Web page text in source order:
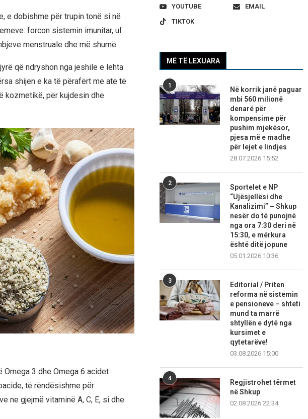
e dobishme për trupin tonë si në
forcon sistemin imunitar, ul
menstruale dhe më shumë.
që ndryshon nga jeshile e lehta
shijen e ka të përafërt me atë të
kozmetikë, për kujdesin dhe
3 dhe Omega 6 acidet
të rëndësishme për
ne gjejmë vitaminë A, C, E, si dhe
YOUTUBE
EMAIL
TIKTOK
MË TË LEXUARA
1
Në korrik janë paguar
mbi 560 milionë
denarë për
kompensime për
pushim mjekësor,
pjesa më e madhe
për lejet e lindjes
28.07.2026 15:52
2
Sportelet e NP
“Ujësjellësi dhe
Kanalizimi” – Shkup
nesër do të punojnë
nga ora 7:30 deri në
15:30, e mërkura
është ditë jopune
05.01.2026 10:36
3
Editorial / Priten
reforma në sistemin
e pensioneve – shteti
mund ta marrë
shtyllën e dytë nga
kursimet e
qytetarëve!
03.08.2026 15:00
4
Regjistrohet tërmet
në Shkup
02.08.2026 22:34